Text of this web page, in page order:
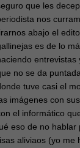
que les
nos
abajo el
es de lo
no se da
tuve casi el
imágenes con
el informático
eso de no hablar
aliviaos (yo me